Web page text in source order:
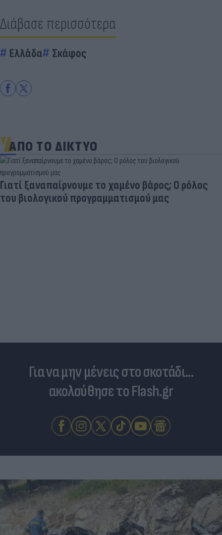
Διάβασε περισσότερα
Ελλάδα Σκάφος
ΑΠΟ ΤΟ ΔΙΚΤΥΟ
Για να μην μένεις στο σκοτάδι...
ακολούθησε το Flash.gr